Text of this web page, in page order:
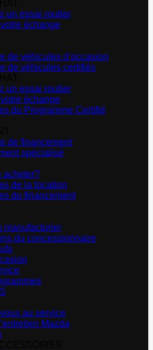
un essai routier
échange
de véhicules d’occasion
de véhicules certifiés
un essai routier
échange
du Programme Certifié
de financement
spécialisé
acheter?
de la location
du financement
manufacturier
du concessionnaire
au service
Mazda